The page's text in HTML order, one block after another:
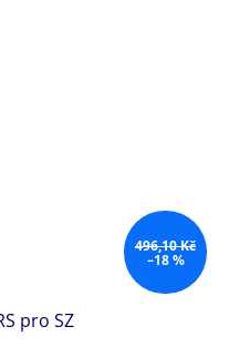
496,10 Kč
–18 %
pro SZ